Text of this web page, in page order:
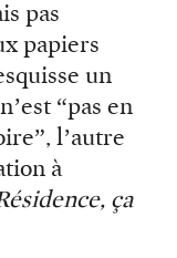
pas
papiers
un
“pas en
l’autre
à
ça